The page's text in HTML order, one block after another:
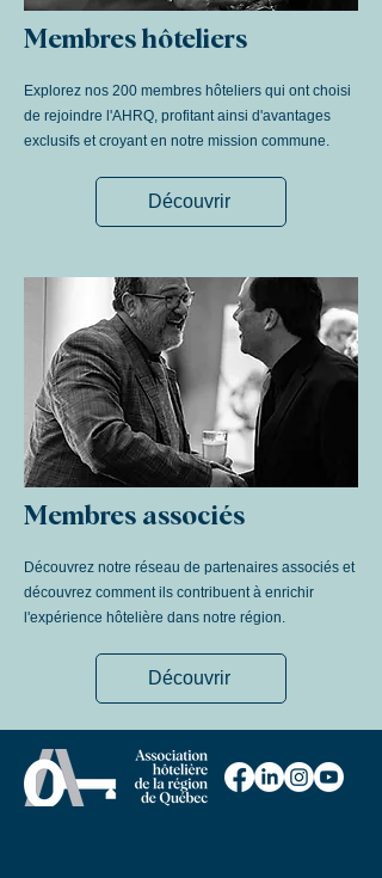
Membres hôteliers
Explorez nos 200 membres hôteliers qui ont choisi
de rejoindre l'AHRQ, profitant ainsi d'avantages
exclusifs et croyant en notre mission commune.
Découvrir
Membres associés
Découvrez notre réseau de partenaires associés et
découvrez comment ils contribuent à enrichir
l'expérience hôtelière dans notre région.
Découvrir